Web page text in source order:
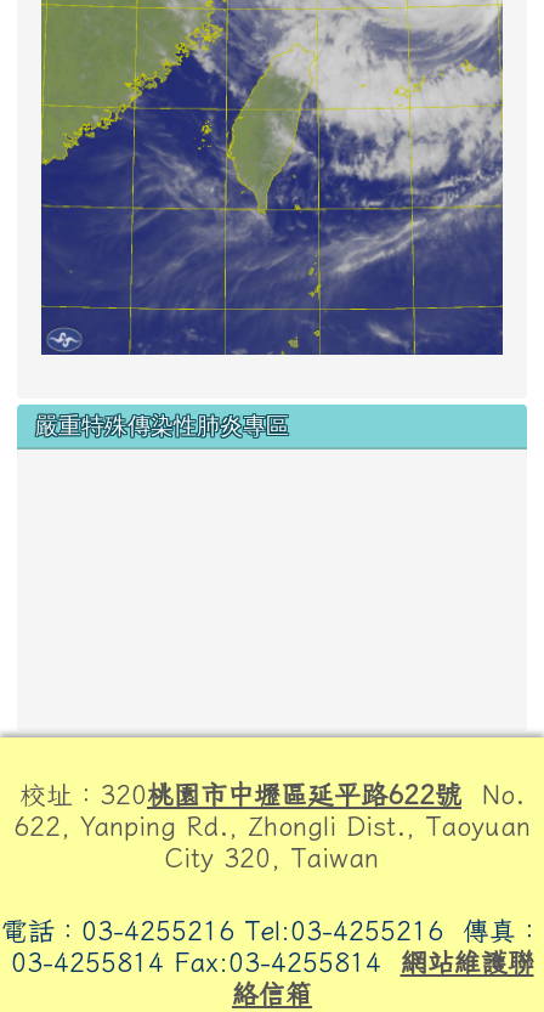
嚴重特殊傳染性肺炎專區
校址：320桃園市中壢區延平路622號 No.
622, Yanping Rd., Zhongli Dist., Taoyuan
City 320, Taiwan
電話：03-4255216 Tel:03-4255216 傳真：
03-4255814 Fax:03-4255814 網站維護聯
絡信箱